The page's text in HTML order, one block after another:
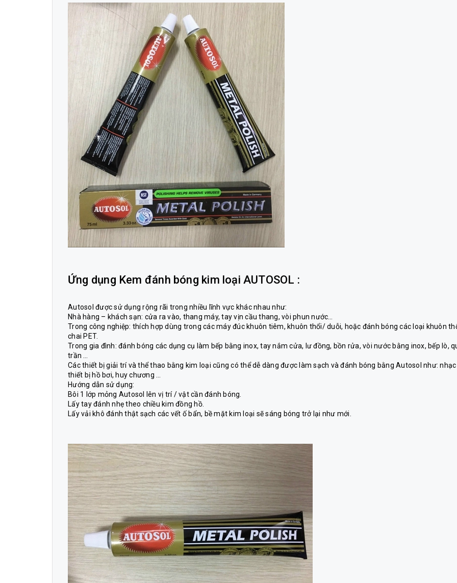
Ứng dụng Kem đánh bóng kim loại AUTOSOL :
Autosol được sử dụng rộng rãi trong nhiều lĩnh vực khác nhau như:
Nhà hàng – khách sạn: cửa ra vào, thang máy, tay vịn cầu thang, vòi phun nước…
Trong công nghiệp: thích hợp dùng trong các máy đúc khuôn tiêm, khuôn thổi/ duỗi, hoặc đánh bóng các loại khuôn
chai PET.
Trong gia đình: đánh bóng các dụng cụ làm bếp bằng inox, tay nắm cửa, lư đồng, bồn rửa, vòi nước bằng inox, bếp lò,
trần …
Các thiết bị giải trí và thể thao bằng kim loại cũng có thể dễ dàng được làm sạch và đánh bóng bằng Autosol như: nhạc
thiết bị hồ bơi, huy chương …
Hướng dẫn sử dụng:
Bôi 1 lớp mỏng Autosol lên vị trí / vật cần đánh bóng.
Lấy tay đánh nhẹ theo chiều kim đồng hồ.
Lấy vải khô đánh thật sạch các vết ố bẩn, bề mặt kim loại sẽ sáng bóng trở lại như mới.